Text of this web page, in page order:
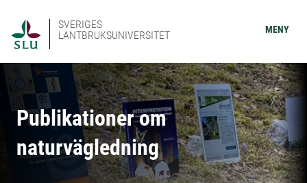
SVERIGES
LANTBRUKSUNIVERSITET
MENY
Publikationer om
naturvägledning